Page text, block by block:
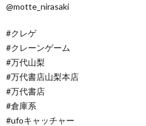
@motte_nirasaki
#クレゲ
#クレーンゲーム
#万代山梨
#万代書店山梨本店
#万代書店
#倉庫系
#ufoキャッチャー